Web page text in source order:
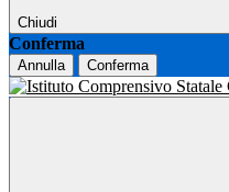
Chiudi
Conferma
Annulla Conferma